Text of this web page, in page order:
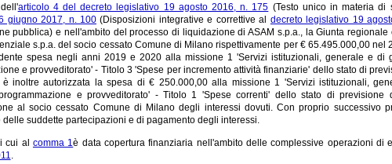
articolo 4 del decreto legislativo 19 agosto 2016, n. 175 (Testo unico in materia di
giugno 2017, n. 100 (Disposizioni integrative e correttive al decreto legislativo 19
pubblica) e nell'ambito del processo di liquidazione di ASAM s.p.a., la Giunta
s.p.a. del socio cessato Comune di Milano rispettivamente per € 65.495.000,00
spesa negli anni 2019 e 2020 alla missione 1 'Servizi istituzionali, generale e di
e provveditorato' - Titolo 3 'Spese per incremento attività finanziarie' dello stato di
è inoltre autorizzata la spesa di € 250.000,00 alla missione 1 'Servizi istituzionali,
e provveditorato' - Titolo 1 'Spese correnti' dello stato di
al socio cessato Comune di Milano degli interessi dovuti. Con proprio successivo
suddette partecipazioni e di pagamento degli interessi.
cui al comma 1è data copertura finanziaria nell'ambito delle complessive operazioni
.